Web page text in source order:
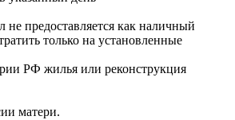
не предоставляется как наличный
только на установленные
РФ жилья или реконструкция
матери.